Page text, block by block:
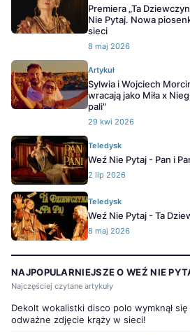
Premiera „Ta
Nie Pytaj. Nowa
sieci
8 maj 2026
Artykuł
Sylwia i Wojciech
wracają jako Miła x
pali"
29 kwi 2026
Teledysk
Weź Nie Pytaj - Pan i
2 lip 2026
Teledysk
Weź Nie Pytaj - Ta
8 maj 2026
NAJPOPULARNIEJSZE O WEŹ NIE
Najczęściej czytane artykuły
Dekolt wokalistki disco polo wymknął
odważne zdjęcie krąży w sieci!